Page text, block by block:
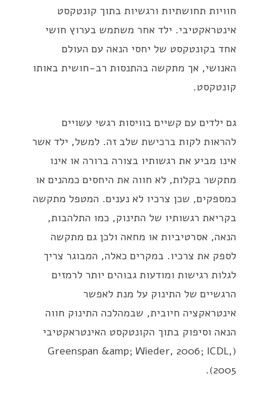
חוויות תחושתיות ורגשיות בתוך קונטקסט
אינטראקטיבי. ילד אחר משתמש בערוץ חושי
אחד בקונטקסט של יחסי הנאה עם העולם
האנושי, אך מתקשה בהתנסות רב-חושית באותו
קונטקסט.
גם ילדים עם קשיים בוויסות רגשי עשויים
להראות לקות ברכישת שלב זה. למשל, ילד אשר
אינו מביע את רגשותיו בצורה ברורה או אינו
מתקשר בקלות, לא חווה את היחסים כמהנים או
כמספקים, שכן צרכיו לא נענים. המטפל מתקשה
בקריאת רגשותיו של התינוק, כמו התלהבות,
הנאה, אסרטיביות או מחאה ולכן גם מתקשה
לספק את צרכיו. במקרים כאלה, המבוגר צריך
לגלות רגישות ומודעות גבוהים יותר לרמזים
הרגשיים של התינוק על מנת לאפשר
אינטראקציה חיובית, שבמהלכה התינוק חווה
הנאה וסיפוק בתוך הקונטקסט האינטראקטיבי
(Greenspan &amp; Wieder, 2006; ICDL,
2005).